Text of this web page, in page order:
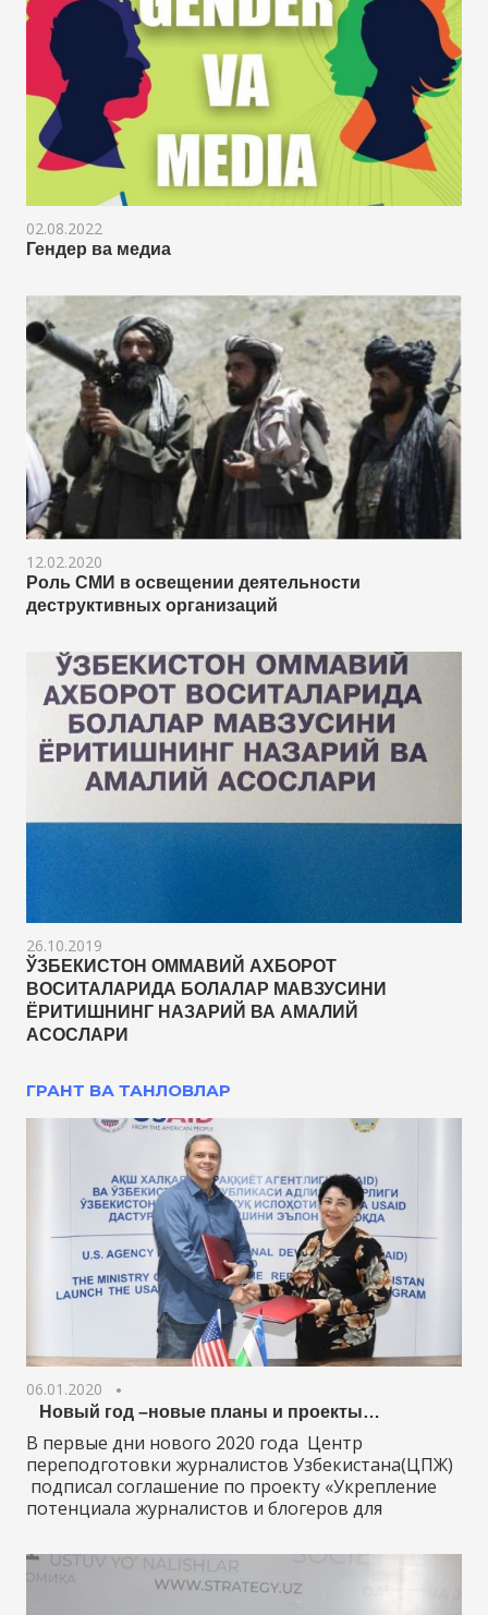
02.08.2022
Гендер ва медиа
12.02.2020
Роль СМИ в освещении деятельности
деструктивных организаций
26.10.2019
ЎЗБЕКИСТОН ОММАВИЙ АХБОРОТ
ВОСИТАЛАРИДА БОЛАЛАР МАВЗУСИНИ
ЁРИТИШНИНГ НАЗАРИЙ ВА АМАЛИЙ
АСОСЛАРИ
ГРАНТ ВА ТАНЛОВЛАР
06.01.2020
Новый год –новые планы и проекты…
В первые дни нового 2020 года Центр
переподготовки журналистов Узбекистана(ЦПЖ)
подписал соглашение по проекту «Укрепление
потенциала журналистов и блогеров для